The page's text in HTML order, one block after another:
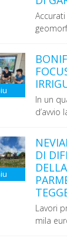
In un
d’avvio
DI
Lavori
mila